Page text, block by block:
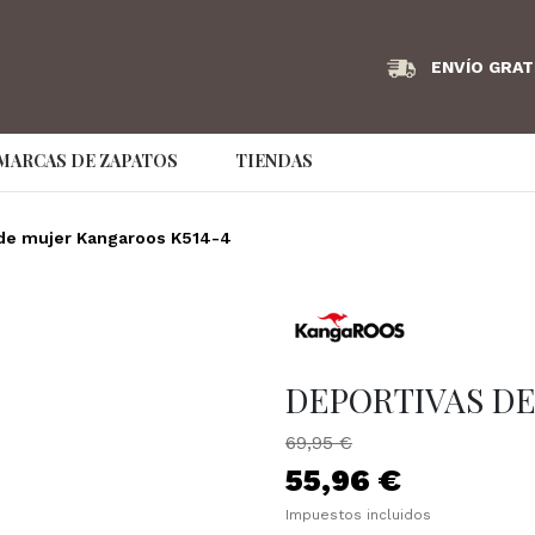
ENVÍO
DE ZAPATOS
Bikkembergs
Hispanitas
Jaime Mascaró
TIENDAS
mujer Kangaroos K514-4
DEPORTIVAS
69,95 €
55,96 €
Impuestos incluidos